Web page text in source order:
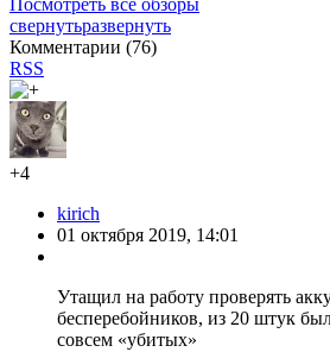
Посмотреть все обзоры
свернутьразвернуть
Комментарии (76)
RSS
+4
kirich
01 октября 2019, 14:01
Утащил на работу проверять
бесперебойников, из 20 штук
совсем «убитых»